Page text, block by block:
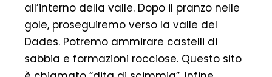
all’interno della valle. Dopo il pranzo nelle
gole, proseguiremo verso la valle del
Dades. Potremo ammirare castelli di
sabbia e formazioni rocciose. Questo sito